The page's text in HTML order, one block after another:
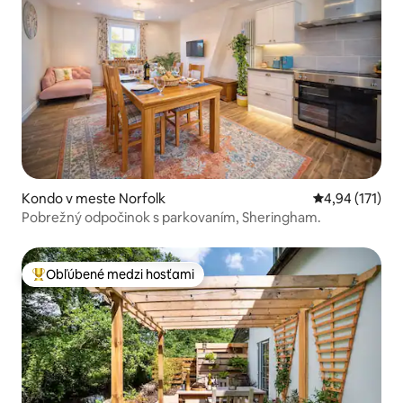
Kondo v meste Norfolk Priemerné
4,94 (171)
Pobrežný odpočinok s parkovaním, Sheringham.
Najobľúbenejšie medzi hosťami
Obľúbené medzi hosťami